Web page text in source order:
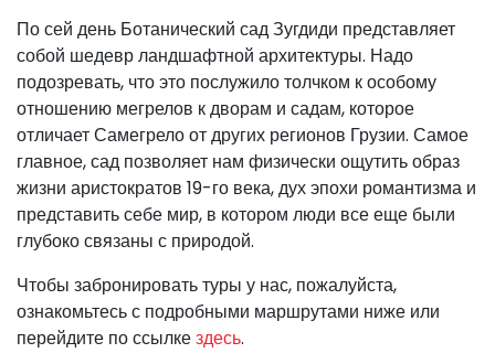
По сей день Ботанический сад Зугдиди представляет
собой шедевр ландшафтной архитектуры. Надо
подозревать, что это послужило толчком к особому
отношению мегрелов к дворам и садам, которое
отличает Самегрело от других регионов Грузии. Самое
главное, сад позволяет нам физически ощутить образ
жизни аристократов 19-го века, дух эпохи романтизма и
представить себе мир, в котором люди все еще были
глубоко связаны с природой.
Чтобы забронировать туры у нас, пожалуйста,
ознакомьтесь с подробными маршрутами ниже или
перейдите по ссылкездесь.